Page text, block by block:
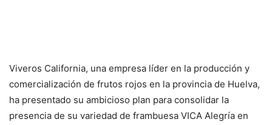
Viveros California, una empresa líder en la producción y
comercialización de frutos rojos en la provincia de Huelva,
ha presentado su ambicioso plan para consolidar la
presencia de su variedad de frambuesa VICA Alegría en